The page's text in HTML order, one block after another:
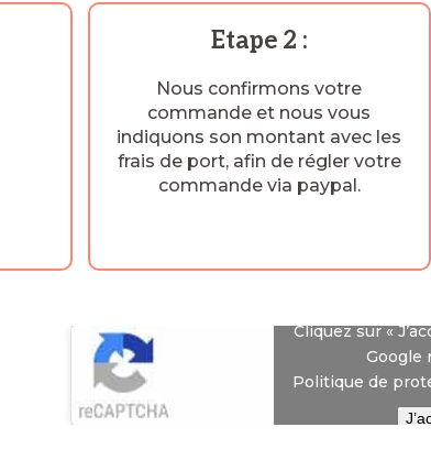
Etape 2 :
Nous confirmons votre
commande et nous vous
indiquons son montant avec les
frais de port, afin de régler votre
commande via paypal.
Cliquez sur «
Google
Politique de